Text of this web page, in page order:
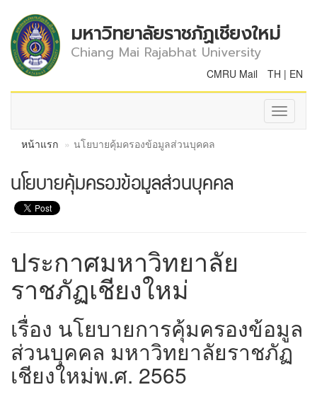
มหาวิทยาลัยราชภัฏเชียงใหม่
Chiang Mai Rajabhat University
CMRU Mail TH | EN
Toggle
หน้าแรก
นโยบายคุ้มครองข้อมูลส่วนบุคคล
นโยบายคุ้มครองข้อมูลส่วนบุคคล
ประกาศมหาวิทยาลัย
ราชภัฏเชียงใหม่
เรื่อง นโยบายการคุ้มครองข้อมูล
ส่วนบุคคล มหาวิทยาลัยราชภัฏ
เชียงใหม่พ.ศ. 2565